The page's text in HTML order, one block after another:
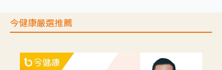
今健康嚴選推薦